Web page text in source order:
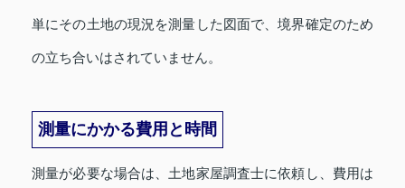
単にその土地の現況を測量した図面で、境界確定のため
の立ち合いはされていません。
測量にかかる費用と時間
測量が必要な場合は、土地家屋調査士に依頼し、費用は